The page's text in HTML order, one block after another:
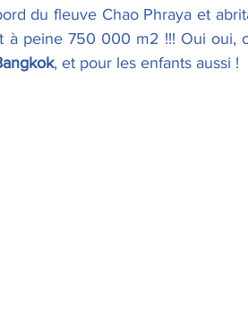
du fleuve Chao Phraya et
, et pour les enfants aussi !